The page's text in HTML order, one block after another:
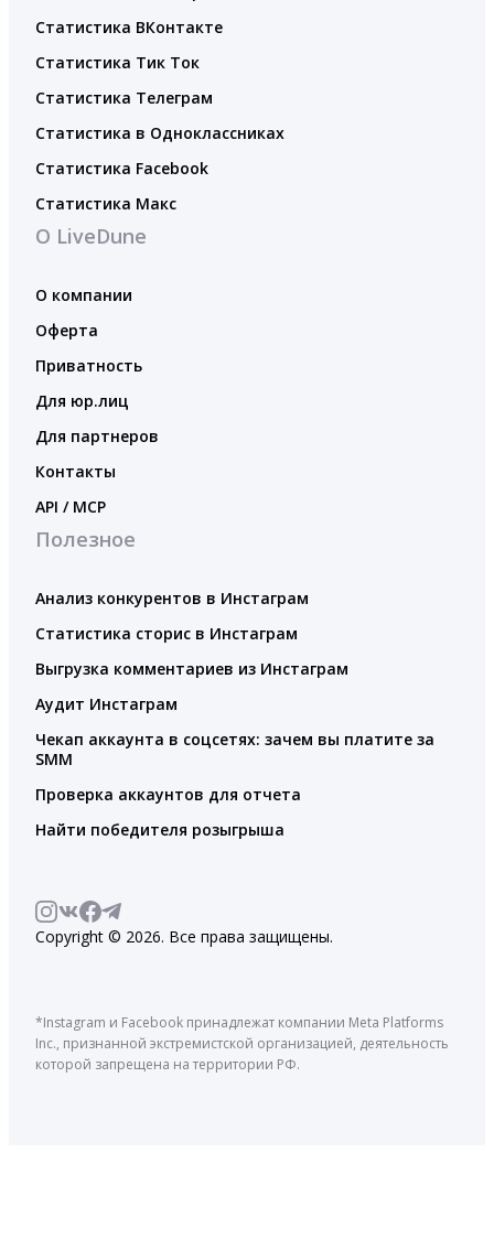
Статистика ВКонтакте
Статистика Тик Ток
Статистика Телеграм
Статистика в Одноклассниках
Статистика Facebook
Статистика Макс
О LiveDune
О компании
Оферта
Приватность
Для юр.лиц
Для партнеров
Контакты
API / MCP
Полезное
Анализ конкурентов в Инстаграм
Статистика сторис в Инстаграм
Выгрузка комментариев из Инстаграм
Аудит Инстаграм
Чекап аккаунта в соцсетях: зачем вы платите за
SMM
Проверка аккаунтов для отчета
Найти победителя розыгрыша
Copyright © 2026. Все права защищены.
*Instagram и Facebook принадлежат компании Meta Platforms
Inc., признанной экстремистской организацией, деятельность
которой запрещена на территории РФ.